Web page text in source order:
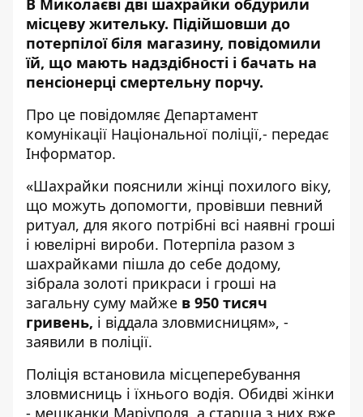
В Миколаєві дві шахрайки обдурили
місцеву жительку. Підійшовши до
потерпілої біля магазину, повідомили
їй, що мають надздібності і бачать на
пенсіонерці смертельну порчу.
Про це повідомляє Департамент
комунікації Національної поліції,- передає
Інформатор.
«Шахрайки пояснили жінці похилого віку,
що можуть допомогти, провівши певний
ритуал, для якого потрібні всі наявні гроші
і ювелірні вироби. Потерпіла разом з
шахрайками пішла до себе додому,
зібрала золоті прикраси і гроші на
загальну суму майже в 950 тисяч
гривень, і віддала зловмисницям», -
заявили в поліції.
Поліція встановила місцеперебування
зловмисниць і їхнього водія. Обидві жінки
- мешканки Маріуполя, а старша з них вже